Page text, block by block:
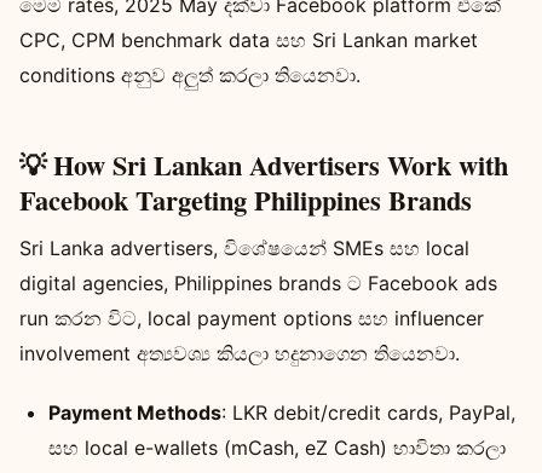
මෙම rates, 2025 May දක්වා Facebook platform එකේ
CPC, CPM benchmark data සහ Sri Lankan market
conditions අනුව අලුත් කරලා තියෙනවා.
💡 How Sri Lankan Advertisers Work with
Facebook Targeting Philippines Brands
Sri Lanka advertisers, විශේෂයෙන් SMEs සහ local
digital agencies, Philippines brands ට Facebook ads
run කරන විට, local payment options සහ influencer
involvement අත්‍යවශ්‍ය කියලා හදුනාගෙන තියෙනවා.
Payment Methods: LKR debit/credit cards, PayPal,
සහ local e-wallets (mCash, eZ Cash) භාවිතා කරලා